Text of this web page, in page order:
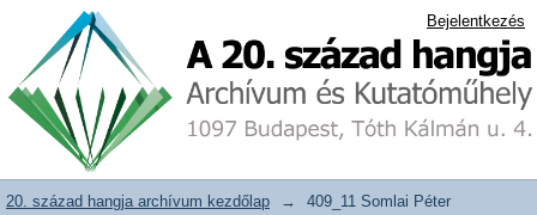
409_11 Somlai Péter gyűjteménye
20. század hangja archívum adattár Bejelentkezés
20. század hangja archívum kezdőlap →
409_11 Somlai Péter